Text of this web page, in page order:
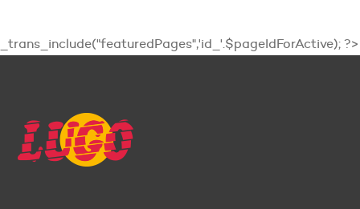
_trans_include("featuredPages",'id_'.$pageIdForActive); ?>